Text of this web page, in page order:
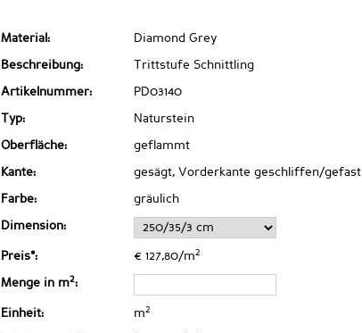
Material: Diamond Grey
Beschreibung: Trittstufe Schnittling
Artikelnummer: PD03140
Typ: Naturstein
Oberfläche: geflammt
Kante: gesägt, Vorderkante geschliffen/gefast
Farbe: gräulich
Dimension:
Preis*: € 127,80/m2
Menge in m2:
Einheit: m2